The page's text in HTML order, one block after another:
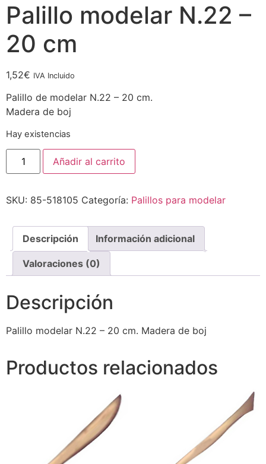
Palillo modelar N.22 –
20 cm
1,52€ IVA Incluido
Palillo de modelar N.22 – 20 cm.
Madera de boj
Hay existencias
Añadir al carrito
SKU: 85-518105 Categoría: Palillos para modelar
Descripción Información adicional
Valoraciones (0)
Descripción
Palillo modelar N.22 – 20 cm. Madera de boj
Productos relacionados